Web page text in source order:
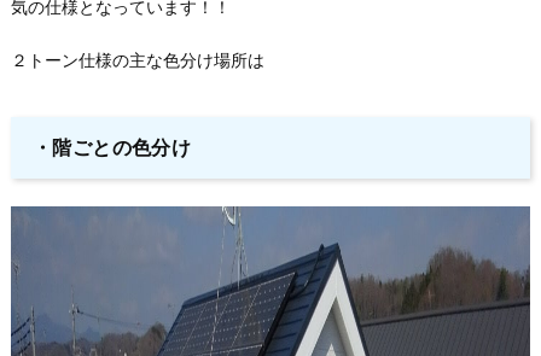
気の仕様となっています！！
２トーン仕様の主な色分け場所は
・階ごとの色分け